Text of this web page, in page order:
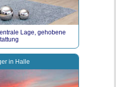
Lage, gehobene
in Halle